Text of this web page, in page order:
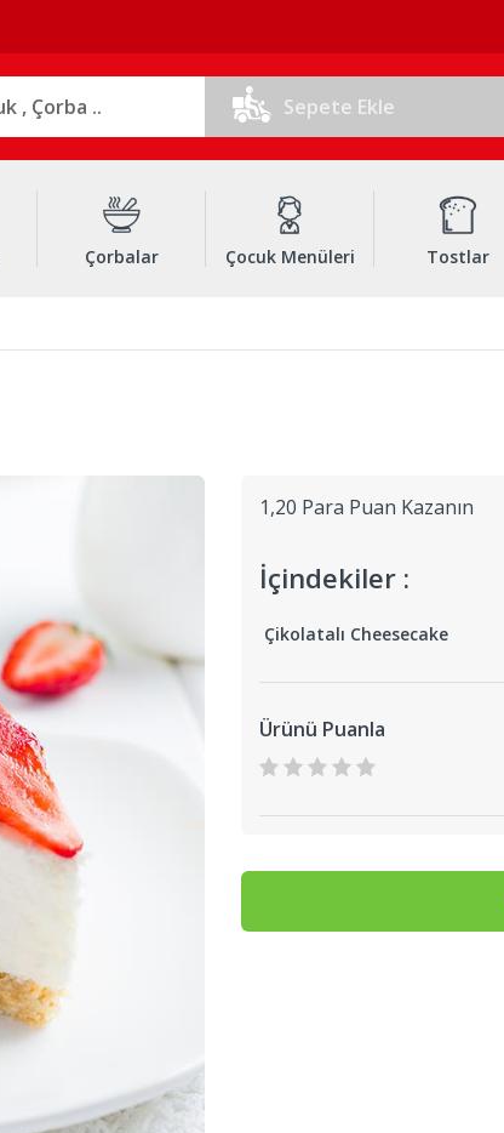
Sepete Ekle
Çorbalar Çocuk Menüleri Tostlar
1,20 Para Puan Kazanın
İçindekiler :
Çikolatalı Cheesecake
Ürünü Puanla